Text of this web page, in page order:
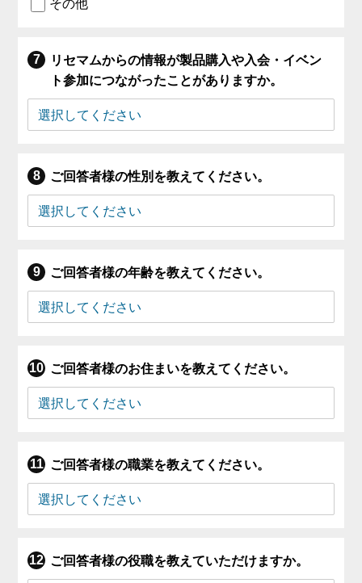
その他
リセマムからの情報が製品購入や入会・イベン
ト参加につながったことがありますか。
ご回答者様の性別を教えてください。
ご回答者様の年齢を教えてください。
ご回答者様のお住まいを教えてください。
ご回答者様の職業を教えてください。
ご回答者様の役職を教えていただけますか。